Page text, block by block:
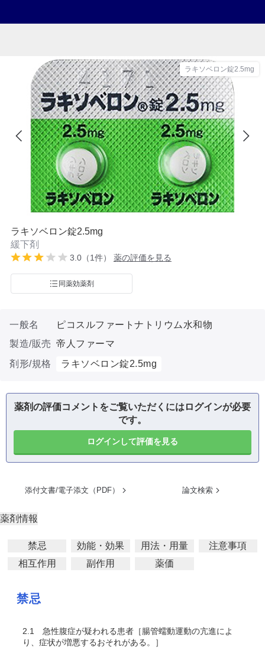
ラキソベロン錠2.5mg
ラキソベロン錠2.5mg
緩下剤
3.0（1件） 薬の評価を見る
同薬効薬剤
一般名
ピコスルファートナトリウム水和物
製造/販売 帝人ファーマ
剤形/規格
ラキソベロン錠2.5mg
薬剤の評価コメントをご覧いただくにはログインが必要
です。
ログインして評価を見る
添付文書/電子添文（PDF） 論文検索
薬剤情報
禁忌 効能・効果 用法・用量
注意事項
相互作用
副作用 薬価
禁忌
2.1
急性腹症が疑われる患者［腸管蠕動運動の亢進によ
り、症状が増悪するおそれがある。］